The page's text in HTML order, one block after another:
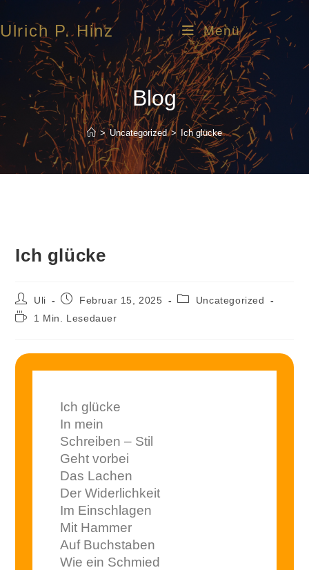
Ulrich P. Hinz Menü
Blog
> Uncategorized > Ich glücke
Ich glücke
Uli Februar 15, 2025
Uncategorized
1 Min. Lesedauer
Ich glücke
In mein
Schreiben – Stil
Geht vorbei
Das Lachen
Der Widerlichkeit
Im Einschlagen
Mit Hammer
Auf Buchstaben
Wie ein Schmied